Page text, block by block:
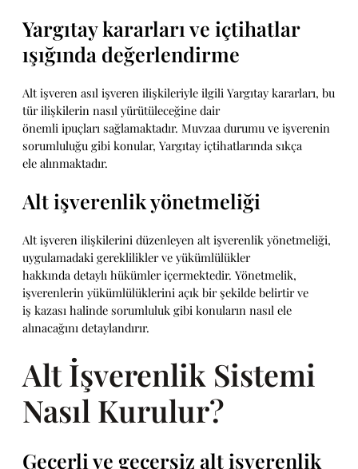
Yargıtay kararları ve içtihatlar
ışığında değerlendirme
Alt işveren asıl işveren ilişkileriyle ilgili Yargıtay kararları, bu
tür ilişkilerin nasıl yürütüleceğine dair
önemli ipuçları sağlamaktadır. Muvzaa durumu ve işverenin
sorumluluğu gibi konular, Yargıtay içtihatlarında sıkça
ele alınmaktadır.
Alt işverenlik yönetmeliği
Alt işveren ilişkilerini düzenleyen alt işverenlik yönetmeliği,
uygulamadaki gereklilikler ve yükümlülükler
hakkında detaylı hükümler içermektedir. Yönetmelik,
işverenlerin yükümlülüklerini açık bir şekilde belirtir ve
iş kazası halinde sorumluluk gibi konuların nasıl ele
alınacağını detaylandırır.
Alt İşverenlik Sistemi
Nasıl Kurulur?
Geçerli ve geçersiz alt işverenlik